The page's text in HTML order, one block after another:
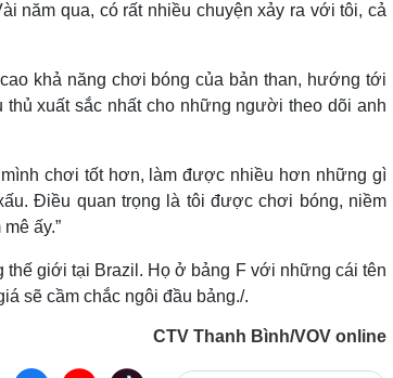
năm qua, có rất nhiều chuyện xảy ra với tôi, cả
khả năng chơi bóng của bản than, hướng tới
xuất sắc nhất cho những người theo dõi anh
chơi tốt hơn, làm được nhiều hơn những gì
Điều quan trọng là tôi được chơi bóng, niềm
ấy.”
thế giới tại Brazil. Họ ở bảng F với những cái tên
sẽ cầm chắc ngôi đầu bảng./.
CTV Thanh Bình/VOV online